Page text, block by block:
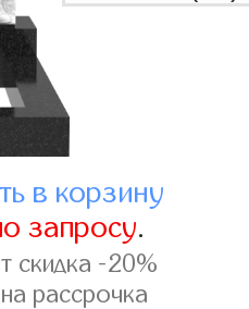
в корзину
запросу.
скидка -20%
рассрочка